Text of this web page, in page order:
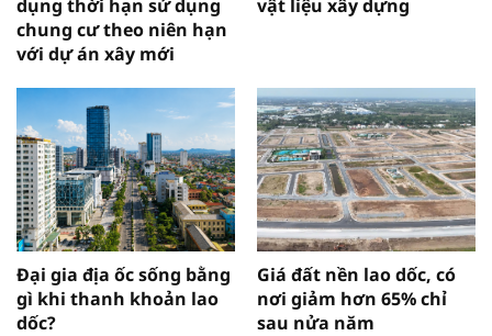
dụng thời hạn sử dụng
chung cư theo niên hạn
với dự án xây mới
vật liệu xây dựng
Đại gia địa ốc sống bằng
gì khi thanh khoản lao
dốc?
Giá đất nền lao dốc, có
nơi giảm hơn 65% chỉ
sau nửa năm